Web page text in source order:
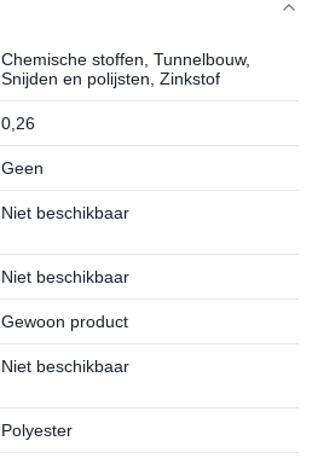
Chemische stoffen, Tunnelbouw,
Snijden en polijsten, Zinkstof
0,26
Geen
Niet beschikbaar
Niet beschikbaar
Gewoon product
Niet beschikbaar
Polyester